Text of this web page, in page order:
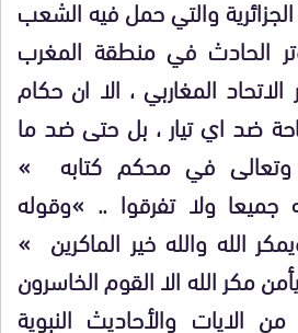
والتي حمل فيه الشعب
الحادث في منطقة المغرب
المغاربي ، الا ان حكام
ضد اي تيار ، بل حتى ضد ما
وتعالى في محكم كتابه »
جميعا ولا تفرقوا .. »وقوله
الله والله خير الماكرين »
مكر الله الا القوم الخاسرون
والأحاديث النبوية